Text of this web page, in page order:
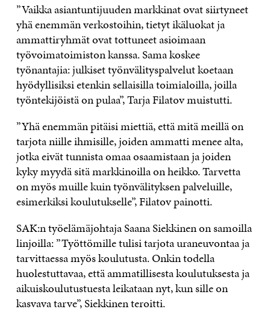
”Vaikka asiantuntijuuden markkinat ovat siirtyneet
yhä enemmän verkostoihin, tietyt ikäluokat ja
ammattiryhmät ovat tottuneet asioimaan
työvoimatoimiston kanssa. Sama koskee
työnantajia: julkiset työnvälityspalvelut koetaan
hyödyllisiksi etenkin sellaisilla toimialoilla, joilla
työntekijöistä on pulaa”, Tarja Filatov muistutti.
”Yhä enemmän pitäisi miettiä, että mitä meillä on
tarjota niille ihmisille, joiden ammatti menee alta,
jotka eivät tunnista omaa osaamistaan ja joiden
kyky myydä sitä markkinoilla on heikko. Tarvetta
on myös muille kuin työnvälityksen palveluille,
esimerkiksi koulutukselle”, Filatov painotti.
SAK:n työelämäjohtaja Saana Siekkinen on samoilla
linjoilla: ”Työttömille tulisi tarjota uraneuvontaa ja
tarvittaessa myös koulutusta. Onkin todella
huolestuttavaa, että ammatillisesta koulutuksesta ja
aikuiskoulutustuesta leikataan nyt, kun sille on
kasvava tarve”, Siekkinen teroitti.